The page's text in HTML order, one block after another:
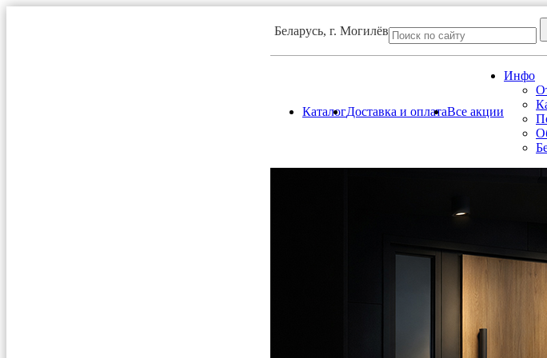
Беларусь, г. Могилёв
КаталогДоставка и оплатаВсе акции
Инфо